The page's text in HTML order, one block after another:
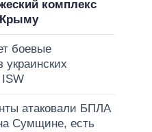
комплекс
боевые
украинских
атаковали БПЛА
Сумщине, есть